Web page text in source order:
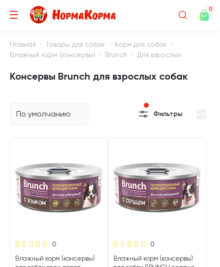
0
Главная Товары для собак
Корм для собак
Влажный корм (консервы)
Brunch Для взрослых
Консервы Brunch для взрослых собак
По умолчанию Фильтры
0
Влажный корм (консервы)
0
Влажный корм (консервы)